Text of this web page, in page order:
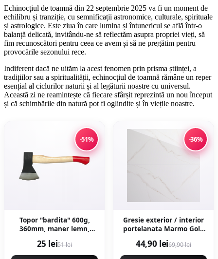
Echinocțiul de toamnă din 22 septembrie 2025 va fi un moment de
echilibru și tranziție, cu semnificații astronomice, culturale, spirituale
și astrologice. Este ziua în care lumina și întunericul se află într-o
balanță delicată, invitându-ne să reflectăm asupra propriei vieți, să
fim recunoscători pentru ceea ce avem și să ne pregătim pentru
provocările sezonului rece.
Indiferent dacă ne uităm la acest fenomen prin prisma științei, a
tradițiilor sau a spiritualității, echinocțiul de toamnă rămâne un reper
esențial al ciclurilor naturii și al legăturii noastre cu universul.
Această zi ne reamintește că fiecare sfârșit reprezintă un nou început
și că schimbările din natură pot fi oglindite și în viețile noastre.
-51%
Topor "bardita" 600g,
360mm, maner lemn,
Tec MX435
25 lei51 lei
-36%
Gresie exterior / interior
portelanata Marmo Gold
rectificata tip marmura
44,90 lei69,90 lei